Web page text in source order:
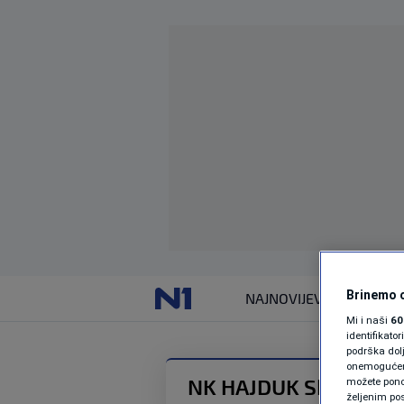
NAJNOVIJEVIJESTI
NK HAJDUK SPLIT
Brinemo
Mi i naši
podrška
možete
željenim